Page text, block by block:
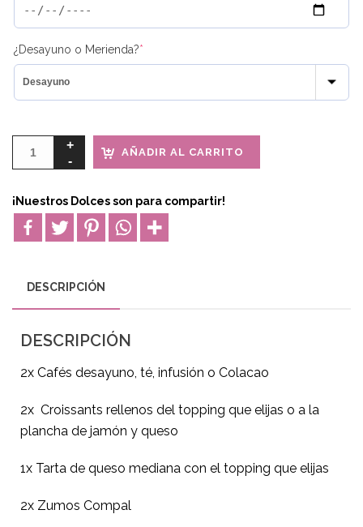
¿Desayuno o Merienda?*
AÑADIR AL CARRITO
¡Nuestros Dolces son para compartir!
DESCRIPCIÓN
DESCRIPCIÓN
2x Cafés desayuno, té, infusión o Colacao
2x Croissants rellenos del topping que elijas o a la
plancha de jamón y queso
1x Tarta de queso mediana con el topping que elijas
2x Zumos Compal